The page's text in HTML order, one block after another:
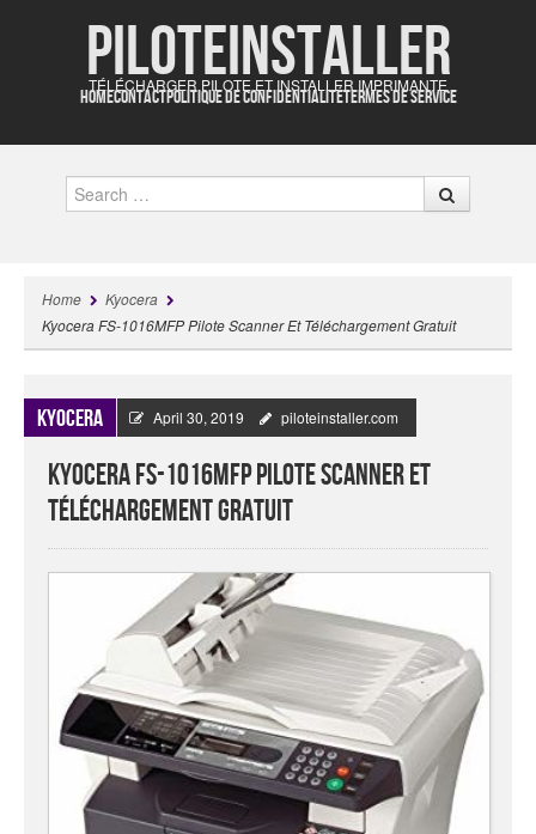
Piloteinstaller
TÉLÉCHARGER PILOTE ET INSTALLER IMPRIMANTE
HOMECONTACTPOLITIQUE DE CONFIDENTIALITÉTERMES DE SERVICE
Search
Home
Kyocera
Kyocera FS-1016MFP Pilote Scanner Et Téléchargement Gratuit
Kyocera April 30, 2019 piloteinstaller.com
Kyocera FS-1016MFP Pilote Scanner Et
Téléchargement Gratuit